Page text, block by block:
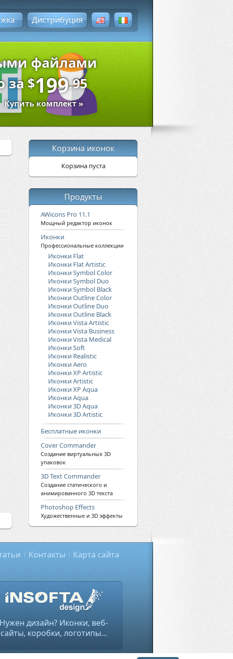
Дистрибуция
файлами
за$199.95
Купить комплект »
Корзина иконок
Корзина пуста
Продукты
AWicons Pro 11.1
Мощный редактор иконок
Иконки
Профессиональные коллекции
Иконки Flat
Иконки Flat Artistic
Иконки Symbol Color
Иконки Symbol Duo
Иконки Symbol Black
Иконки Outline Color
Иконки Outline Duo
Иконки Outline Black
Иконки Vista Artistic
Иконки Vista Business
Иконки Vista Medical
Иконки Soft
Иконки Realistic
Иконки Aero
Иконки XP Artistic
Иконки Artistic
Иконки XP Aqua
Иконки Aqua
Иконки 3D Aqua
Иконки 3D Artistic
Бесплатные иконки
Cover Commander
Создание виртуальных 3D
упаковок
3D Text Commander
Создание статического и
анимированного 3D текста
Photoshop Effects
Художественные и 3D эффекты
Контакты Карта сайта
Нужен дизайн? Иконки, веб-
сайты, коробки, логотипы...